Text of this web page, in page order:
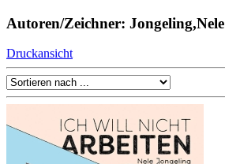
Autoren/Zeichner: Jongeling,Nele
Druckansicht